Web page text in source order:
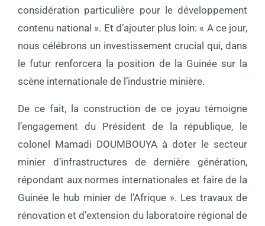
considération particulière pour le développement
contenu national ». Et d’ajouter plus loin: « A ce jour,
nous célébrons un investissement crucial qui, dans
le futur renforcera la position de la Guinée sur la
scène internationale de l’industrie minière.
De ce fait, la construction de ce joyau témoigne
l’engagement du Président de la république, le
colonel Mamadi DOUMBOUYA à doter le secteur
minier d’infrastructures de dernière génération,
répondant aux normes internationales et faire de la
Guinée le hub minier de l’Afrique ». Les travaux de
rénovation et d’extension du laboratoire régional de